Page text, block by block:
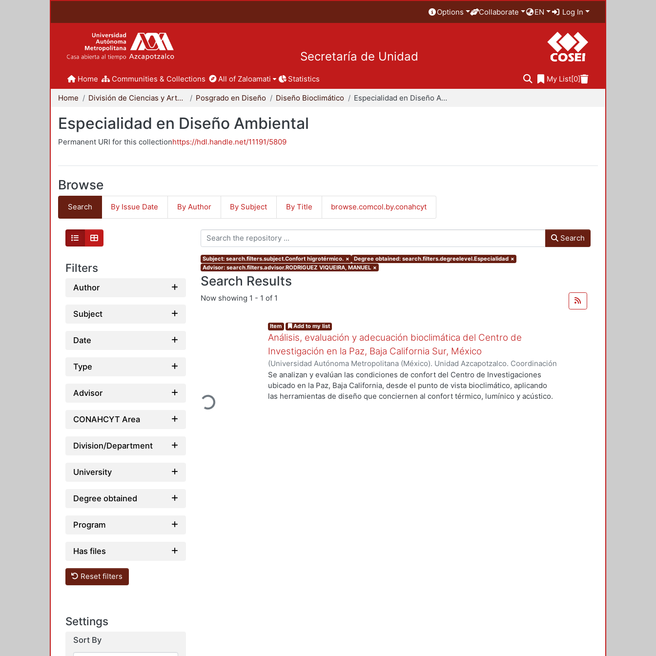
Options Collaborate EN Log In
Secretaría de Unidad
Home Communities & Collections All of Zaloamati Statistics My List[0]
Home División de Ciencias y Artes para el Diseño Posgrado en Diseño Diseño Bioclimático Especialidad en Diseño Ambiental
Especialidad en Diseño Ambiental
Permanent URI for this collectionhttps://hdl.handle.net/11191/5809
Browse
Search By Issue Date By Author By Subject By Title browse.comcol.by.conahcyt
Filters
Author
Subject
Date
Type
Advisor
CONAHCYT Area
Division/Department
University
Degree obtained
Program
Has files
Reset filters
Settings
Sort By
Search
Subject: search.filters.subject.Confort higrotérmico. × Degree obtained: search.filters.degreelevel.Especialidad ×
Advisor: search.filters.advisor.RODRIGUEZ VIQUEIRA, MANUEL ×
Search Results
Now showing 1 - 1 of 1
Loading...
Item Add to my list
Análisis, evaluación y adecuación bioclimática del Centro de
Investigación en la Paz, Baja California Sur, México
(Universidad Autónoma Metropolitana (México). Unidad Azcapotzalco. Coordinación
de Servicios de Información.,1999-12 )García Tavera, José Luis
Se analizan y evalúan las condiciones de confort del Centro de Investigaciones
ubicado en la Paz, Baja California, desde el punto de vista bioclimático, aplicando
las herramientas de diseño que conciernen al confort térmico, lumínico y acústico.